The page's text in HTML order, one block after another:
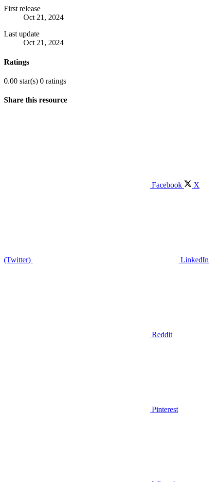
First release
Oct 21, 2024
Last update
Oct 21, 2024
Ratings
0.00 star(s) 0 ratings
Share this resource
Facebook X
(Twitter) LinkedIn
Reddit
Pinterest